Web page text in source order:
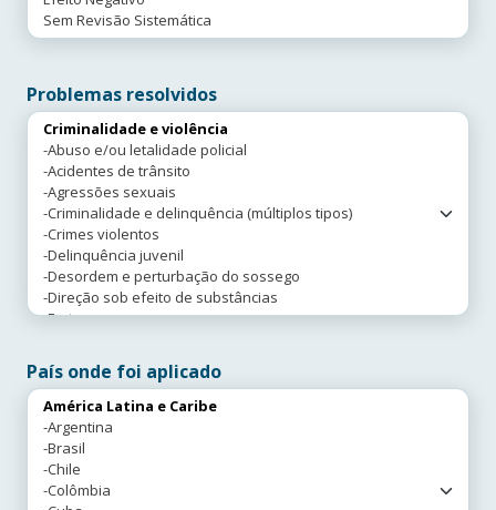
Problemas resolvidos
País onde foi aplicado